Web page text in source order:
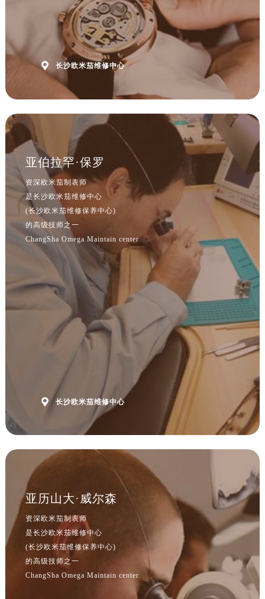
 长沙欧米茄维修中心
亚伯拉罕·保罗
资深欧米茄制表师
是长沙欧米茄维修中心
(长沙欧米茄维修保养中心)
的高级技师之一
ChangSha Omega Maintain center
 长沙欧米茄维修中心
亚历山大·威尔森
资深欧米茄制表师
是长沙欧米茄维修中心
(长沙欧米茄维修保养中心)
的高级技师之一
ChangSha Omega Maintain center